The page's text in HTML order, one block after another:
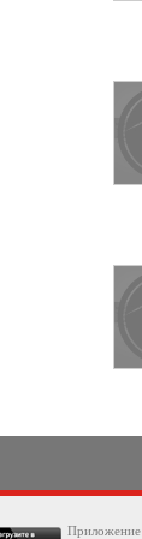
Приложение